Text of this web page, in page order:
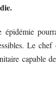
épidémie
Le
capable